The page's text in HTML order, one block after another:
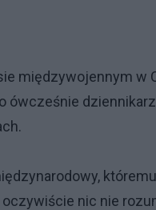
międzywojennym w
ówcześnie
nic nie